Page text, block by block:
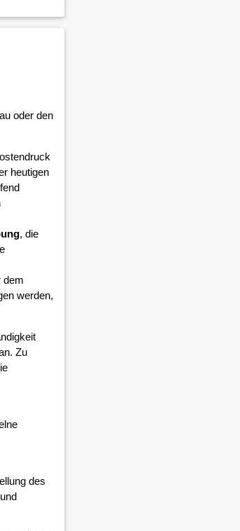
oder den
heutigen
, die
dem
werden,
Zu
des